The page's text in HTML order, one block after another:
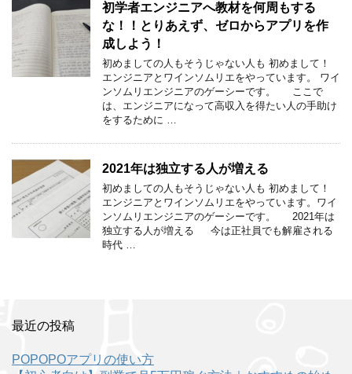
初学者エンジニアへ教材を何周もする
な！！とりあえず、ゼロからアプリを作
成しよう！
初めましての人もそうじゃない人も 初めまして！
エンジニアとワインソムリエをやっています。 ワイ
ンソムリエンジニアのゲーシーです。 ここで
は、エンジニアになって高収入を得たい人の手助け
をするために …
2021年は独立する人が増える
初めましての人もそうじゃない人も 初めまして！
エンジニアとワインソムリエをやっています。ワイ
ンソムリエンジニアのゲーシーです。 2021年は
独立する人が増える 今は正社員でも解雇される
時代 …
最近の投稿
POPOPOアプリの使い方